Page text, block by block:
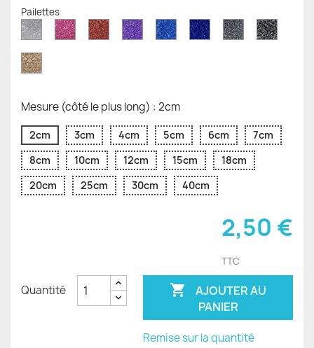
Pailettes
Diamant
Scintillant
Paillettes
Roses
Paillettes
Rouges
Paillettes
Violettes
Saphir
Bleu
Paillettes
Bleu
Gris
PailletéNoires
Paillettes
d'Or
Mesure (côté le plus long) : 2cm
2cm 3cm 4cm 5cm 6cm
7cm
8cm
10cm 12cm 15cm
18cm
20cm
25cm 30cm 40cm
2,50 €
TTC
Quantité 
AJOUTER AU
PANIER
Remise sur la quantité